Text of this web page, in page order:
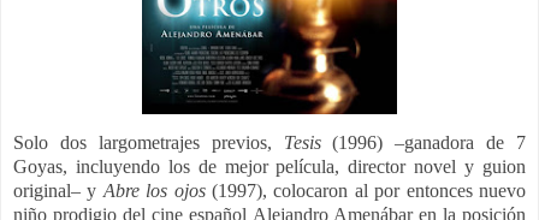
Solo dos largometrajes previos, Tesis(1996) –ganadora de 7
Goyas, incluyendo los de mejor película, director novel y guion
original– y Abre los ojos(1997), colocaron al por entonces nuevo
niño prodigio del cine español Alejandro Amenábar en la posición